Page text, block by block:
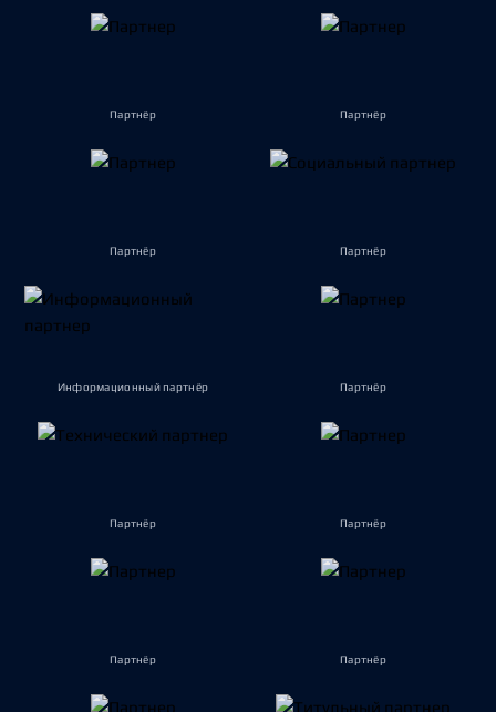
Партнёр Партнёр
Партнёр Партнёр
Информационный партнёр Партнёр
Партнёр Партнёр
Партнёр Партнёр